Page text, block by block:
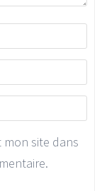
mon site dans